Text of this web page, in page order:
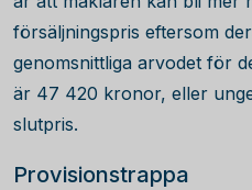
försäljningspris eftersom
genomsnittliga arvodet för
är 47 420 kronor, eller
slutpris.
Provisionstrappa